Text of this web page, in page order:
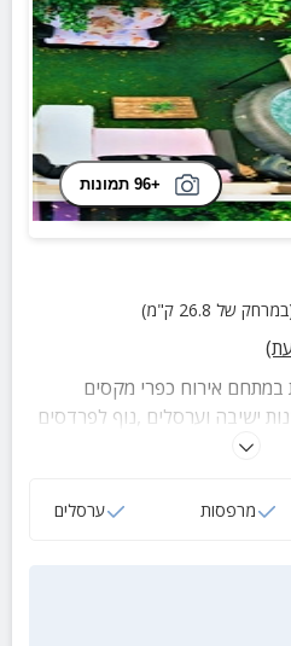
+96 תמונות
של 26.8 ק"מ)
במתחם אירוח כפרי מקסים
ישיבה וערסלים ,נוף לפרדסים
עשירות.
מרפסות ערסלים